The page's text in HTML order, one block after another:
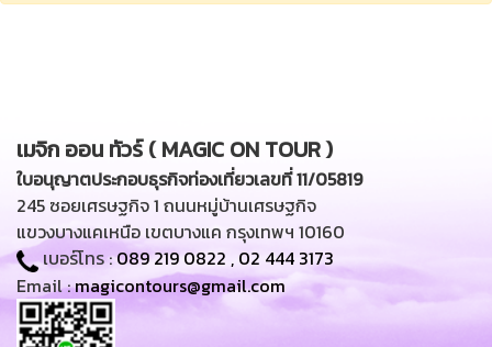
เมจิก ออน ทัวร์ ( MAGIC ON TOUR )
ใบอนุญาตประกอบธุรกิจท่องเที่ยวเลขที่ 11/05819
245 ซอยเศรษฐกิจ 1 ถนนหมู่บ้านเศรษฐกิจ
แขวงบางแคเหนือ เขตบางแค กรุงเทพฯ 10160
เบอร์โทร :089 219 0822 , 02 444 3173
Email :magicontours@gmail.com